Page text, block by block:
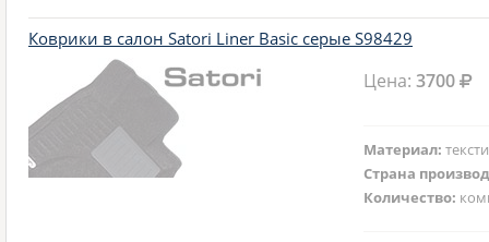
Коврики в салон Satori Liner Basic серые S98429
Цена:3700
Материал:
Страна
Количество: